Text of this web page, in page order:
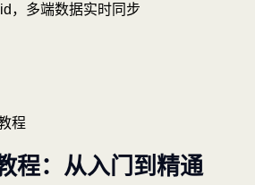
，多端数据实时同步
程
程：从入门到精通